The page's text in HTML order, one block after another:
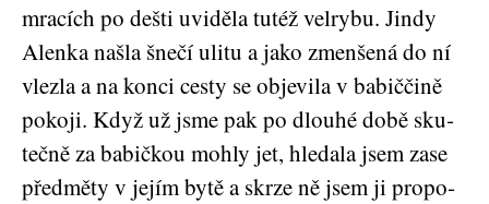
mra­cích po deš­ti uvi­dě­la tutéž velry­bu. Jin­dy
Alen­ka našla šne­čí uli­tu a jako zmen­še­ná do ní
vlez­la a na kon­ci ces­ty se obje­vi­la v babič­či­ně
poko­ji. Když už jsme pak po dlou­hé době sku­
teč­ně za babič­kou moh­ly jet, hle­da­la jsem zase
před­mě­ty v jejím bytě a skr­ze ně jsem ji pro­po­